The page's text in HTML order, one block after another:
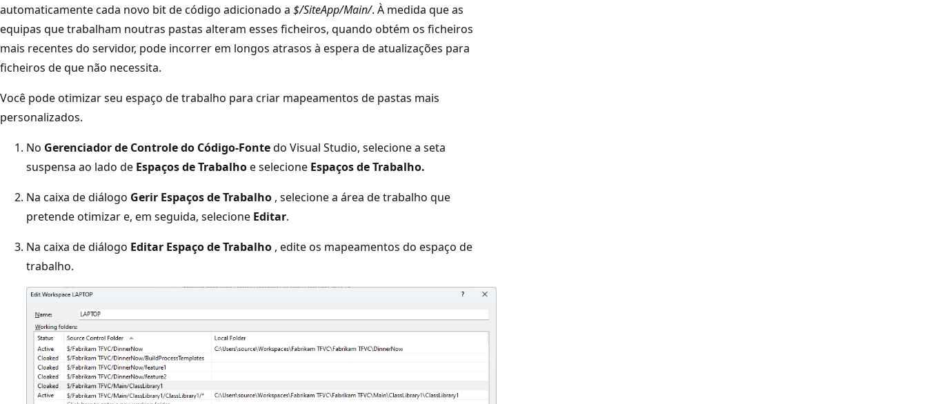
automaticamente cada novo bit de código adicionado a $/SiteApp/Main/. À medida que as
equipas que trabalham noutras pastas alteram esses ficheiros, quando obtém os ficheiros
mais recentes do servidor, pode incorrer em longos atrasos à espera de atualizações para
ficheiros de que não necessita.
Você pode otimizar seu espaço de trabalho para criar mapeamentos de pastas mais
personalizados.
No Gerenciador de Controle do Código-Fontedo Visual Studio, selecione a seta
suspensa ao lado de Espaços de Trabalhoe selecione Espaços de Trabalho.
Na caixa de diálogo Gerir Espaços de Trabalho , selecione a área de trabalho que
pretende otimizar e, em seguida, selecione Editar.
Na caixa de diálogo Editar Espaço de Trabalho , edite os mapeamentos do espaço de
trabalho.